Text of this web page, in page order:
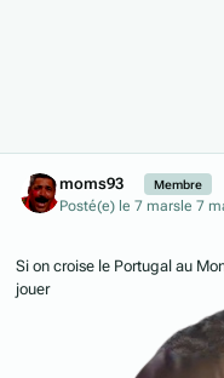
moms93 Membre
Posté(e) le 7 marsle 7
Si on croise le Portugal au
jouer